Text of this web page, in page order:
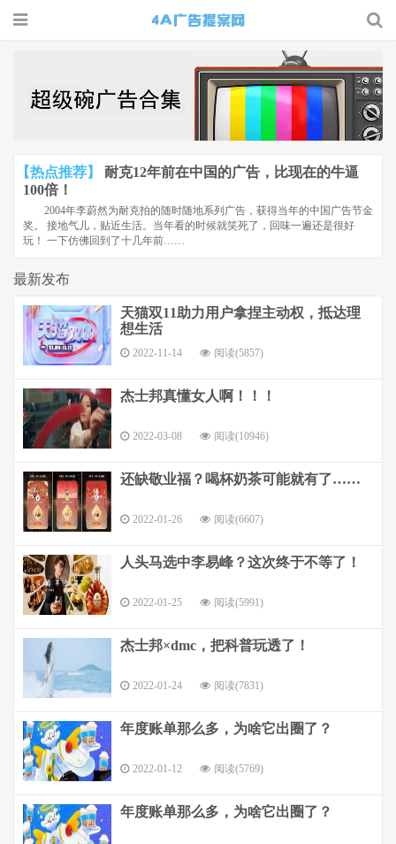
提案网 |
广告小报
| 广告圈
那点事
【热点推荐】
耐克12年前在中国的广告，比现在的牛逼
100倍！
2004年李蔚然为耐克拍的随时随地系列广告，获得当年的中国广告节金
奖。 接地气儿，贴近生活。当年看的时候就笑死了，回味一遍还是很好
玩！ 一下仿佛回到了十几年前……
最新发布
天猫双11助力用户拿捏主动权，抵达理
想生活
2022-11-14 阅读(5857)
杰士邦真懂女人啊！！！
2022-03-08 阅读(10946)
还缺敬业福？喝杯奶茶可能就有了……
2022-01-26 阅读(6607)
人头马选中李易峰？这次终于不等了！
2022-01-25 阅读(5991)
杰士邦×dmc，把科普玩透了！
2022-01-24 阅读(7831)
年度账单那么多，为啥它出圈了？
2022-01-12 阅读(5769)
年度账单那么多，为啥它出圈了？